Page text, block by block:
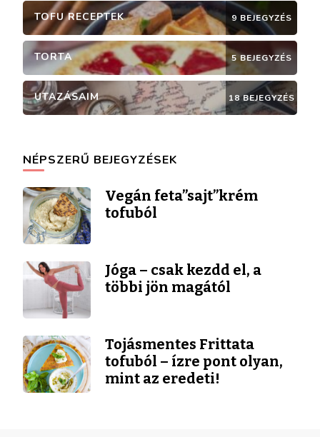
TOFU RECEPTEK 9 BEJEGYZÉS
TORTA 5 BEJEGYZÉS
UTAZÁSAIM 18 BEJEGYZÉS
NÉPSZERŰ BEJEGYZÉSEK
Vegán feta”sajt”krém
tofuból
Jóga – csak kezdd el, a
többi jön magától
Tojásmentes Frittata
tofuból – ízre pont olyan,
mint az eredeti!